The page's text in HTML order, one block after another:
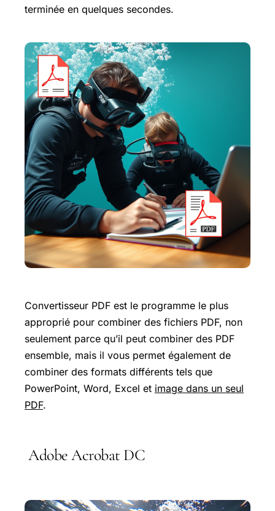
terminée en quelques secondes.
Convertisseur PDF est le programme le plus
approprié pour combiner des fichiers PDF, non
seulement parce qu’il peut combiner des PDF
ensemble, mais il vous permet également de
combiner des formats différents tels que
PowerPoint, Word, Excel et image dans un seul
PDF.
Adobe Acrobat DC